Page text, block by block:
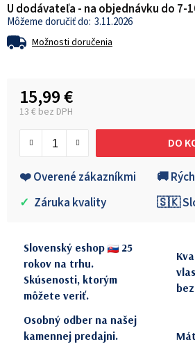
U dodávateľa - na objednávku do 7-
3.11.2026
Možnosti doručenia
15,99 €
13 € bez DPH
DO
❤️ Overené zákazníkmi
🚚
✓ Záruka kvality 🇸🇰
Slovenský eshop
25
rokov na trhu.
Skúsenosti, ktorým
môžete veriť.
Osobný odber na našej
kamennej predajni.